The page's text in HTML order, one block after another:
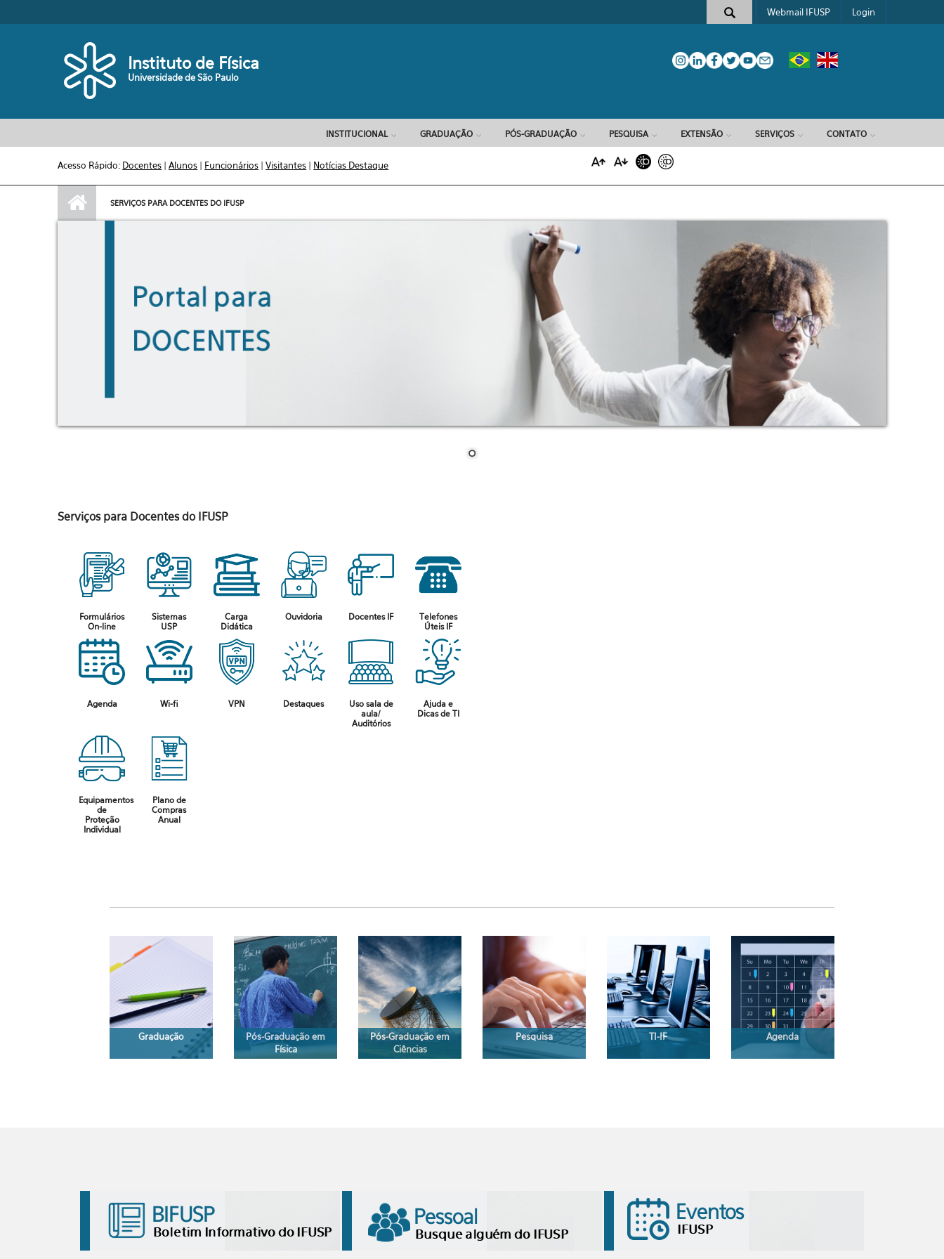
Formulário de busca
Webmail IFUSP Login
Instituto de Física
Universidade de São Paulo
INSTITUCIONAL GRADUAÇÃO PÓS-GRADUAÇÃO PESQUISA EXTENSÃO SERVIÇOS CONTATO
Acesso Rápido: Docentes |Alunos | Funcionários |Visitantes | Notícias Destaque
SERVIÇOS PARA DOCENTES DO IFUSP
Serviços para Docentes do IFUSP
Formulários
On-line
Sistemas
USP
Carga
Didática
Ouvidoria Docentes IF
Telefones
Úteis IF
Agenda Wi-fi VPN Destaques
Uso sala de
aula/
Auditórios
Ajuda e
Dicas de TI
Equipamentos
de
Proteção
Individual
Plano de
Compras
Anual
Graduação
Pós-Graduação em
Física
Pós-Graduação em
Ciências
Pesquisa TI-IF Agenda